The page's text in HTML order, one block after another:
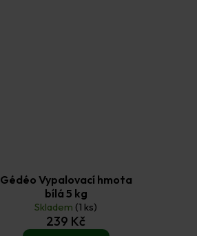
Gédéo Vypalovací hmota
bílá 5 kg
Skladem (1 ks)
239 Kč